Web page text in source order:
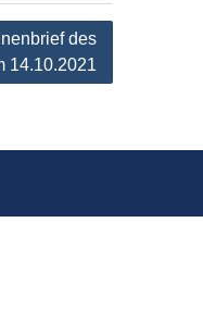
des
14.10.2021